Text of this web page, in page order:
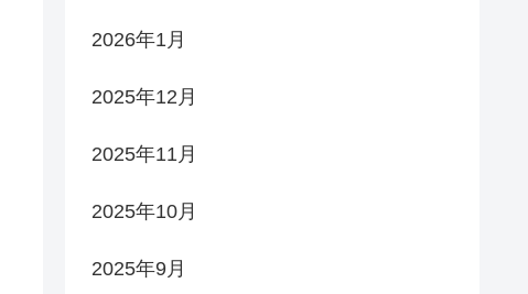
2026年1月
2025年12月
2025年11月
2025年10月
2025年9月